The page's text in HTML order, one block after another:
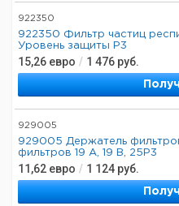
922350
922350 Фильтр частиц
Уровень защиты P3
15,26 евро / 1 476 руб.
929005
929005 Держатель
фильтров 19 A, 19 B, 25P3
11,62 евро / 1 124 руб.